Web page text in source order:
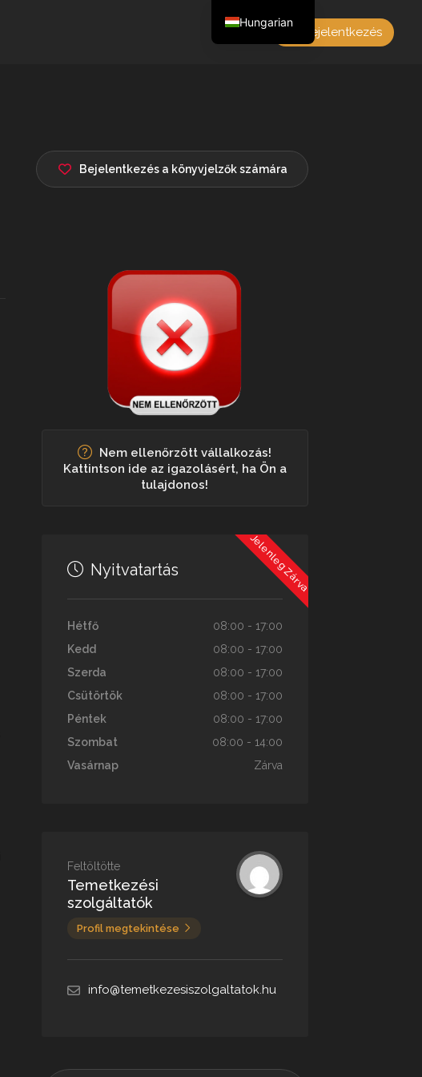
Bejelentkezés
Bejelentkezés a könyvjelzők számára
Nem ellenőrzött vállalkozás!
Kattintson ide az igazolásért, ha Ön a
tulajdonos!
Jelenleg Zárva
Nyitvatartás
Hétfő
08:00 - 17:00
Kedd
08:00 - 17:00
Szerda
08:00 - 17:00
Csütörtök
08:00 - 17:00
Péntek
08:00 - 17:00
Szombat
08:00 - 14:00
Vasárnap
Zárva
Feltöltötte
Temetkezési
szolgáltatók
Profil megtekintése
info@temetkezesiszolgaltatok.hu
Hungarian
English
French